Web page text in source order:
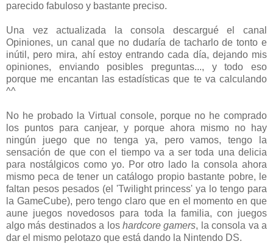
parecido fabuloso y bastante preciso.
Una vez actualizada la consola descargué el canal
Opiniones, un canal que no dudaría de tacharlo de tonto e
inútil, pero mira, ahí estoy entrando cada día, dejando mis
opiniones, enviando posibles preguntas..., y todo eso
porque me encantan las estadísticas que te va calculando
^^
No he probado la Virtual console, porque no he comprado
los puntos para canjear, y porque ahora mismo no hay
ningún juego que no tenga ya, pero vamos, tengo la
sensación de que con el tiempo va a ser toda una delicia
para nostálgicos como yo. Por otro lado la consola ahora
mismo peca de tener un catálogo propio bastante pobre, le
faltan pesos pesados (el 'Twilight princess' ya lo tengo para
la GameCube), pero tengo claro que en el momento en que
aune juegos novedosos para toda la familia, con juegos
algo más destinados a los hardcore gamers, la consola va a
dar el mismo pelotazo que está dando la Nintendo DS.